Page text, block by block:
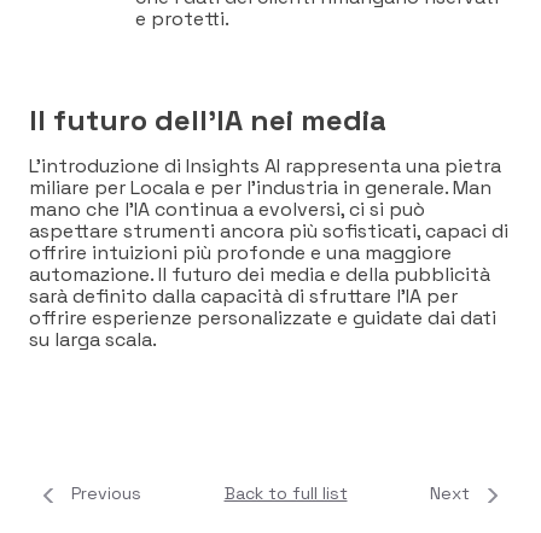
e protetti.
Il futuro dell’IA nei media
L’introduzione di Insights AI rappresenta una pietra
miliare per Locala e per l’industria in generale. Man
mano che l’IA continua a evolversi, ci si può
aspettare strumenti ancora più sofisticati, capaci di
offrire intuizioni più profonde e una maggiore
automazione. Il futuro dei media e della pubblicità
sarà definito dalla capacità di sfruttare l’IA per
offrire esperienze personalizzate e guidate dai dati
su larga scala.
Previous Back to full list Next